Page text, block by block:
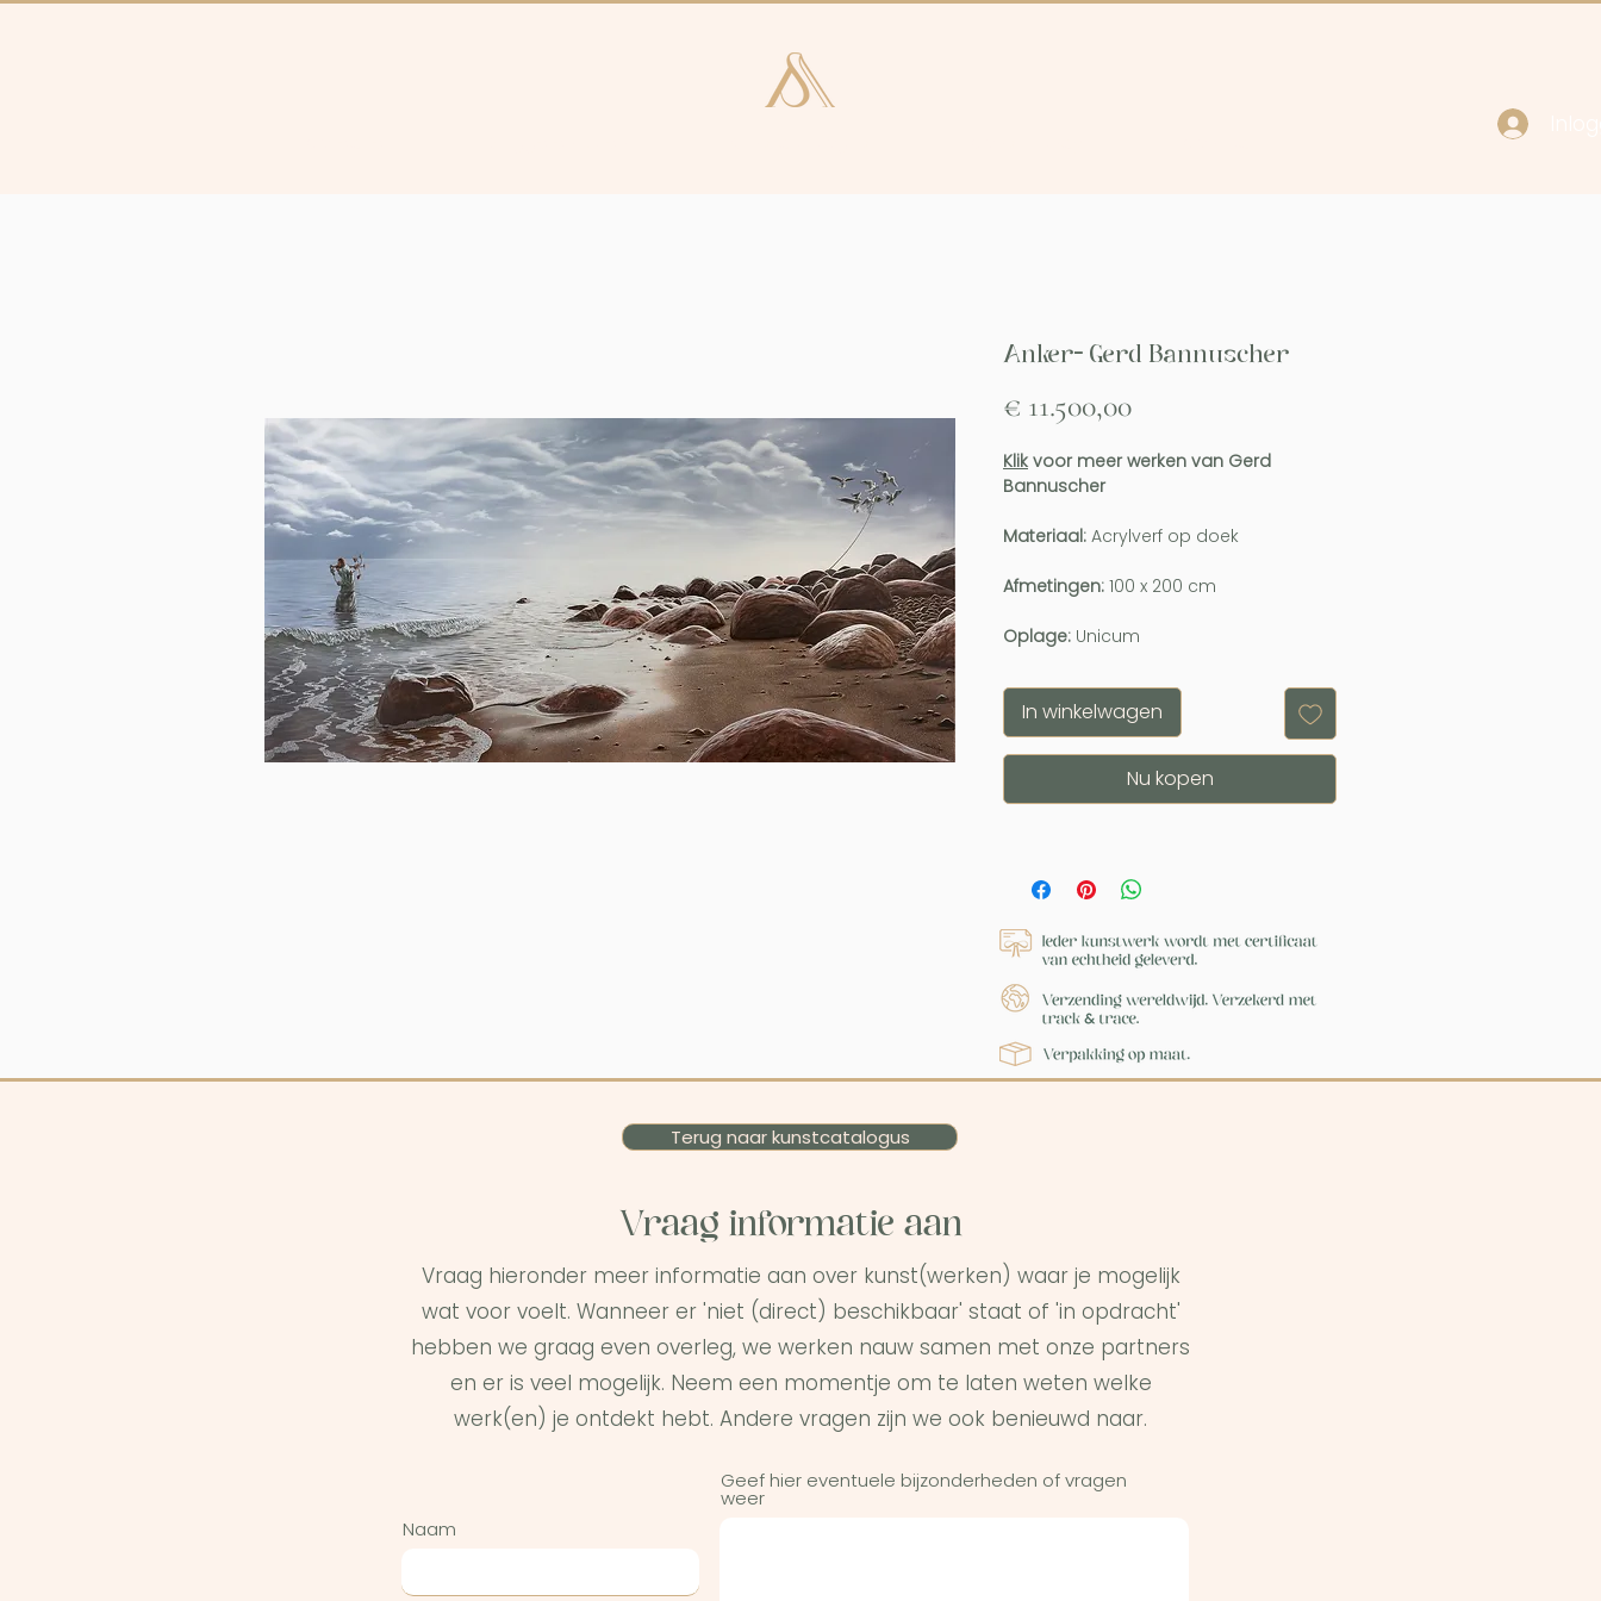
Anker- Gerd Bannuscher
€ 11.500,00Prijs
Klik voor meer werken van Gerd
Bannuscher
Materiaal: Acrylverf op doek
Afmetingen: 100 x 200 cm
Oplage: Unicum
In winkelwagen
Nu kopen
Terug naar kunstcatalogus
Vraag informatie aan
Vraag hieronder meer informatie aan over kunst(werken) waar je mogelijk
wat voor voelt. Wanneer er 'niet (direct) beschikbaar' staat of 'in opdracht'
hebben we graag even overleg, we werken nauw samen met onze partners
en er is veel mogelijk. Neem een momentje om te laten weten welke
werk(en) je ontdekt hebt. Andere vragen zijn we ook benieuwd naar.
Naam
Geef hier eventuele bijzonderheden of vragen
weer